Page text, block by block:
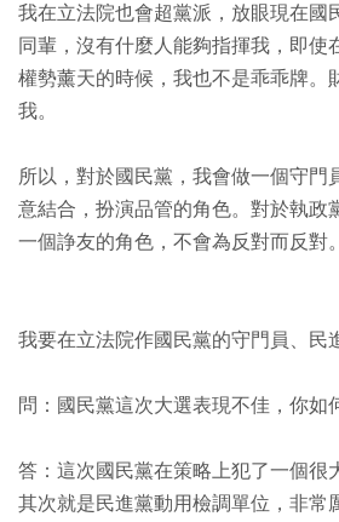
我在立法院也會超黨派，放眼現在國
同輩，沒有什麼人能夠指揮我，即使
權勢薰天的時候，我也不是乖乖牌。
我。
所以，對於國民黨，我會做一個守門
意結合，扮演品管的角色。對於執政
一個諍友的角色，不會為反對而反對。
我要在立法院作國民黨的守門員、民
問：國民黨這次大選表現不佳，你如
答：這次國民黨在策略上犯了一個很
其次就是民進黨動用檢調單位，非常